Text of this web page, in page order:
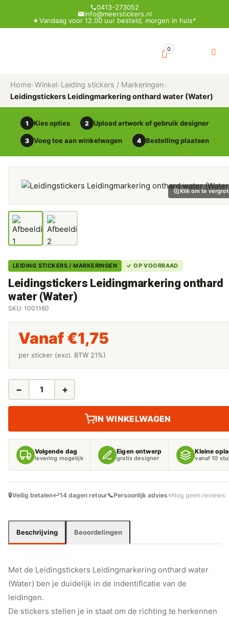
0413-273052
info@meerstickers.nl
Vandaag voor 12.00 uur besteld, morgen in huis*
0
Home›Winkel›Leiding stickers / Markeringen›
Leidingstickers Leidingmarkering onthard water (Water)
1 Kies opties 2 Upload artwork of gebruik designer
3 Voeg toe aan winkelwagen 4 Bestelling plaatsen
Klik om te
LEIDING STICKERS / MARKERINGEN ✓ OP VOORRAAD
Leidingstickers Leidingmarkering onthard
water (Water)
SKU: 1001160
Vanaf €1,75
per sticker (excl. BTW 21%)
LEIDINGSTICKERS
AANTAL
− +
IN WINKELWAGEN
Volgende dag
levering mogelijk
Eigen ontwerp
gratis designer
Kleine
vanaf 10
🔒Veilig betalen↩️14 dagen retour📞Persoonlijk advies⭐Nog geen reviews
Beschrijving Beoordelingen
Met de Leidingstickers Leidingmarkering onthard water
(Water) ben je duidelijk in de indentificatie van de
leidingen.
De stickers stellen je in staat om de richting te herkennen